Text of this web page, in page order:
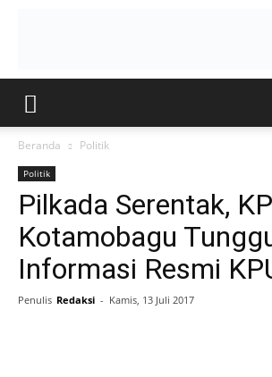
Beranda Politik
Politik
Pilkada Serentak,
Kotamobagu
Informasi Resmi
Penulis Redaksi - Kamis, 13 Juli 2017